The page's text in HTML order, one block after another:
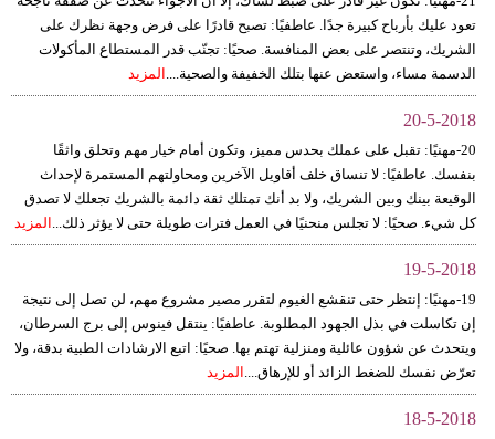
تعود عليك بأرباح كبيرة جدًا. عاطفيًا: تصبح قادرًا على فرض وجهة نظرك على
الشريك، وتنتصر على بعض المنافسة. صحيًا: تجنّب قدر المستطاع المأكولات
الدسمة مساء، واستعض عنها بتلك الخفيفة والصحية.... المزيد
20-5-2018
20-مهنيًا: تقبل على عملك بحدس مميز، وتكون أمام خيار مهم وتحلق واثقًا
بنفسك. عاطفيًا: لا تنساق خلف أقاويل الآخرين ومحاولتهم المستمرة لإحداث
الوقيعة بينك وبين الشريك، ولا بد أنك تمتلك ثقة دائمة بالشريك تجعلك لا تصدق
كل شيء. صحيًا: لا تجلس منحنيًا في العمل فترات طويلة حتى لا يؤثر ذلك... المزيد
19-5-2018
19-مهنيًا: إنتظر حتى تنقشع الغيوم لتقرر مصير مشروع مهم، لن تصل إلى نتيجة
إن تكاسلت في بذل الجهود المطلوبة. عاطفيًا: ينتقل فينوس إلى برج السرطان،
ويتحدث عن شؤون عائلية ومنزلية تهتم بها. صحيًا: اتبع الارشادات الطبية بدقة، ولا
تعرّض نفسك للضغط الزائد أو للإرهاق.... المزيد
18-5-2018